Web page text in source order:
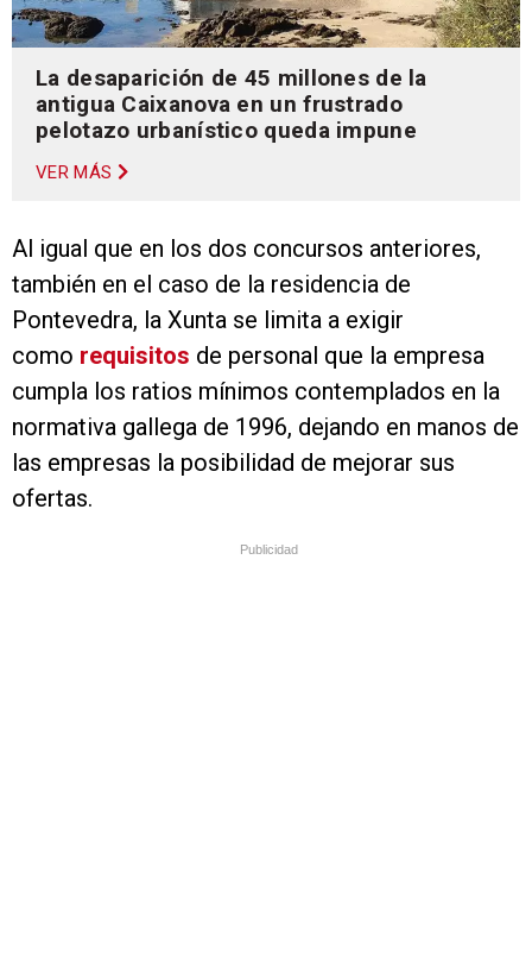
La desaparición de 45 millones de la
antigua Caixanova en un frustrado
pelotazo urbanístico queda impune
VER MÁS
Al igual que en los dos concursos anteriores,
también en el caso de la residencia de
Pontevedra, la Xunta se limita a exigir
como requisitos de personal que la empresa
cumpla los ratios mínimos contemplados en la
normativa gallega de 1996, dejando en manos de
las empresas la posibilidad de mejorar sus
ofertas.
Publicidad